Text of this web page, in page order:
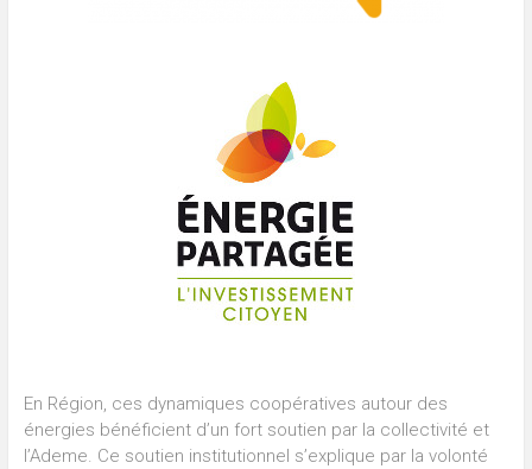
En Région, ces dynamiques coopératives autour des
énergies bénéficient d’un fort soutien par la collectivité et
l’Ademe. Ce soutien institutionnel s’explique par la volonté